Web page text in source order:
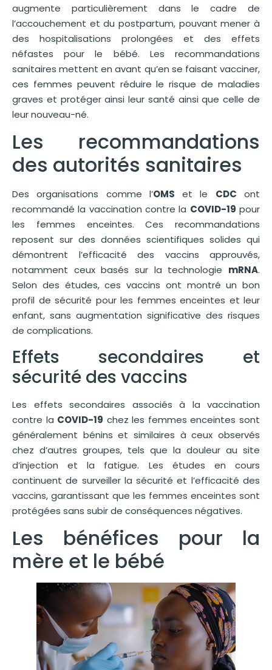
augmente particulièrement dans le cadre de
l’accouchement et du postpartum, pouvant mener à
des hospitalisations prolongées et des effets
néfastes pour le bébé. Les recommandations
sanitaires mettent en avant qu’en se faisant vacciner,
ces femmes peuvent réduire le risque de maladies
graves et protéger ainsi leur santé ainsi que celle de
leur nouveau-né.
Les recommandations
des autorités sanitaires
Des organisations comme l’OMS et le CDC ont
recommandé la vaccination contre la COVID-19 pour
les femmes enceintes. Ces recommandations
reposent sur des données scientifiques solides qui
démontrent l’efficacité des vaccins approuvés,
notamment ceux basés sur la technologie mRNA.
Selon des études, ces vaccins ont montré un bon
profil de sécurité pour les femmes enceintes et leur
enfant, sans augmentation significative des risques
de complications.
Effets secondaires et
sécurité des vaccins
Les effets secondaires associés à la vaccination
contre la COVID-19 chez les femmes enceintes sont
généralement bénins et similaires à ceux observés
chez d’autres groupes, tels que la douleur au site
d’injection et la fatigue. Les études en cours
continuent de surveiller la sécurité et l’efficacité des
vaccins, garantissant que les femmes enceintes sont
protégées sans subir de conséquences négatives.
Les bénéfices pour la
mère et le bébé